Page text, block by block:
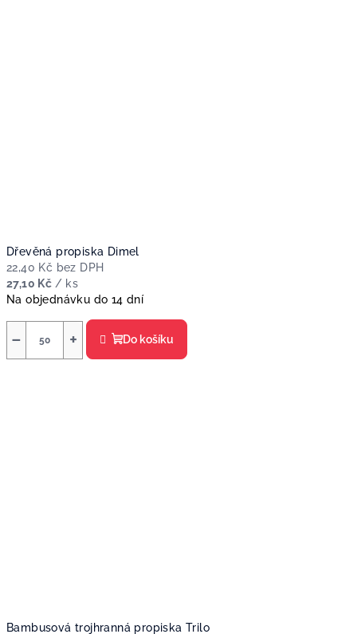
Dřevěná propiska Dimel
22,40 Kč bez DPH
27,10 Kč / ks
Na objednávku do 14 dní
+
− Do košíku
Bambusová trojhranná propiska Trilo